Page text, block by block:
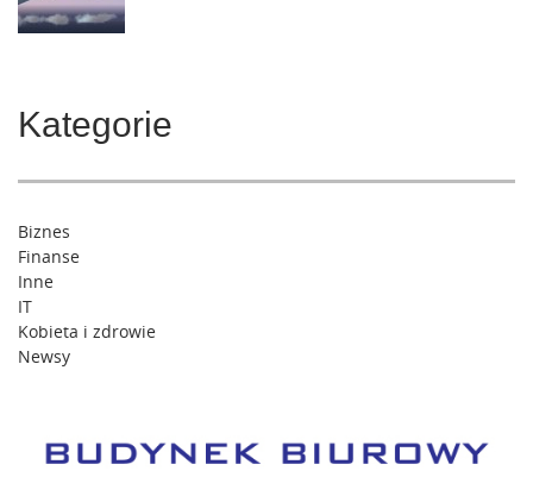
Kategorie
Biznes
Finanse
Inne
IT
Kobieta i zdrowie
Newsy